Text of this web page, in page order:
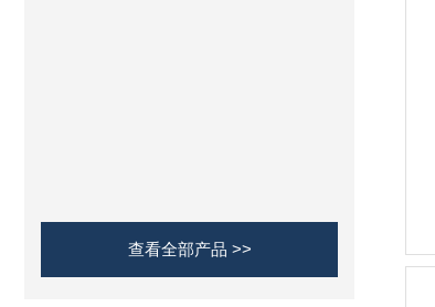
查看全部产品 >>